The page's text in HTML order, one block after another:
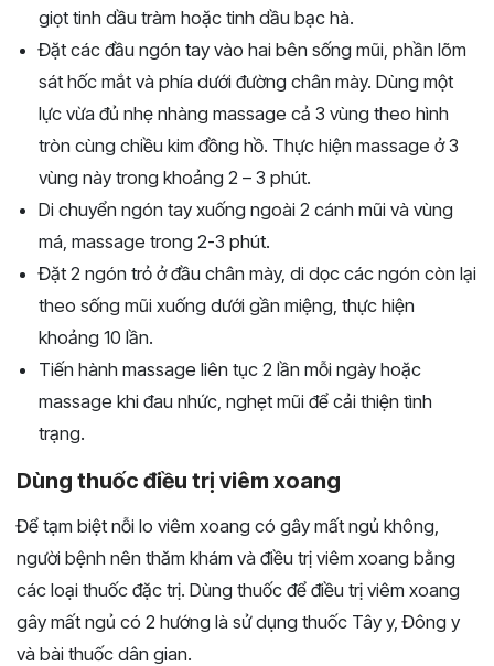
giọt tinh dầu tràm hoặc tinh dầu bạc hà.
Đặt các đầu ngón tay vào hai bên sống mũi, phần lõm
sát hốc mắt và phía dưới đường chân mày. Dùng một
lực vừa đủ nhẹ nhàng massage cả 3 vùng theo hình
tròn cùng chiều kim đồng hồ. Thực hiện massage ở 3
vùng này trong khoảng 2 – 3 phút.
Di chuyển ngón tay xuống ngoài 2 cánh mũi và vùng
má, massage trong 2-3 phút.
Đặt 2 ngón trỏ ở đầu chân mày, di dọc các ngón còn lại
theo sống mũi xuống dưới gần miệng, thực hiện
khoảng 10 lần.
Tiến hành massage liên tục 2 lần mỗi ngày hoặc
massage khi đau nhức, nghẹt mũi để cải thiện tình
trạng.
Dùng thuốc điều trị viêm xoang
Để tạm biệt nỗi lo viêm xoang có gây mất ngủ không,
người bệnh nên thăm khám và điều trị viêm xoang bằng
các loại thuốc đặc trị. Dùng thuốc để điều trị viêm xoang
gây mất ngủ có 2 hướng là sử dụng thuốc Tây y, Đông y
và bài thuốc dân gian.